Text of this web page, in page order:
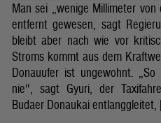
Man sei „wenige Millimeter
entfernt gewesen, sagt
bleibt aber nach wie vor
Stroms kommt aus dem
Donauufer ist ungewohnt.
nie“, sagt Gyuri, der
Budaer Donaukai